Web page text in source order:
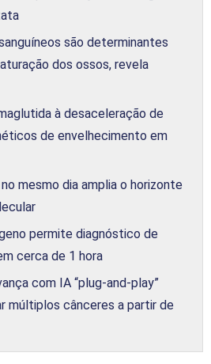
são determinantes
dos ossos, revela
à desaceleração de
de envelhecimento em
mesmo dia amplia o horizonte
permite diagnóstico de
cerca de 1 hora
com IA “plug-and-play”
múltiplos cânceres a partir de